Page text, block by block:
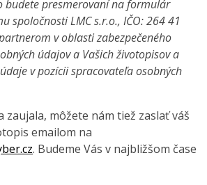
budete presmerovaní na formulár
spoločnosti LMC s.r.o., IČO: 264 41
v oblasti zabezpečeného
údajov a Vašich životopisov a
v pozícii spracovateľa osobných
zaujala, môžete nám tiež zaslať váš
emailom na
. Budeme Vás v najbližšom čase